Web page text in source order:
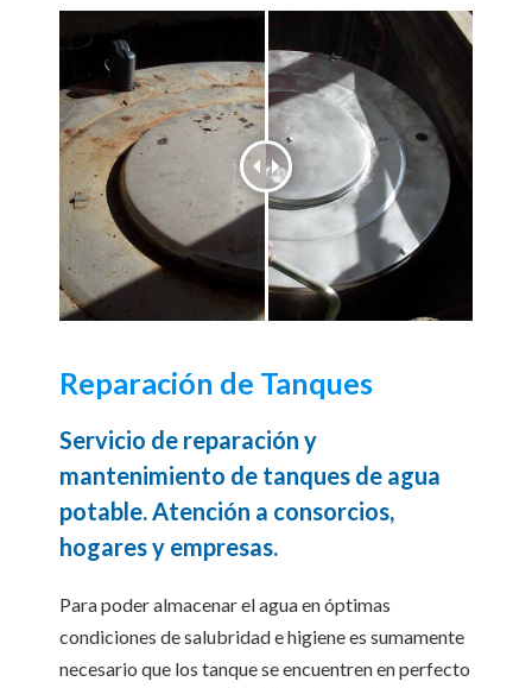
Reparación de Tanques
Servicio de reparación y
mantenimiento de tanques de agua
potable. Atención a consorcios,
hogares y empresas.
Para poder almacenar el agua en óptimas
condiciones de salubridad e higiene es sumamente
necesario que los tanque se encuentren en perfecto